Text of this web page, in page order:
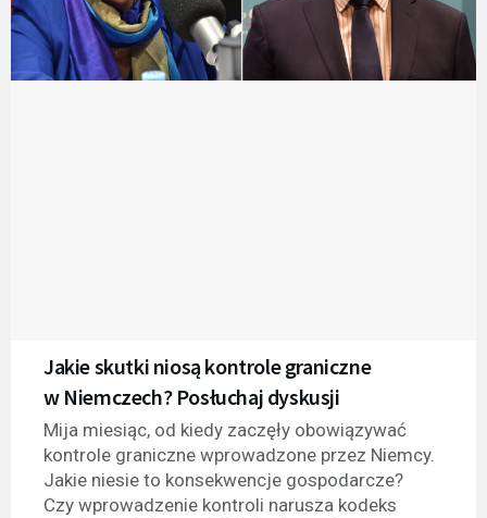
Jakie skutki niosą kontrole graniczne
w Niemczech? Posłuchaj dyskusji
Mija miesiąc, od kiedy zaczęły obowiązywać
kontrole graniczne wprowadzone przez Niemcy.
Jakie niesie to konsekwencje gospodarcze?
Czy wprowadzenie kontroli narusza kodeks